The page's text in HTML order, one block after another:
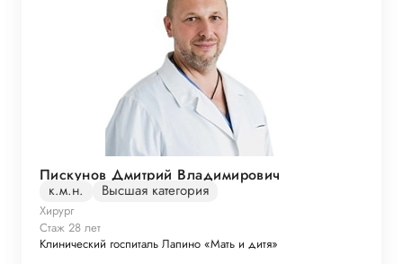
Пискунов Дмитрий Владимирович
к.м.н. Высшая категория
Хирург
Стаж 28 лет
Клинический госпиталь Лапино «Мать и дитя»